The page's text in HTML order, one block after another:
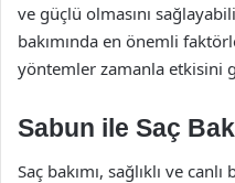
ve güçlü olmasını
bakımında en önemli
yöntemler zamanla etkisini
Sabun ile Saç
Saç bakımı, sağlıklı ve